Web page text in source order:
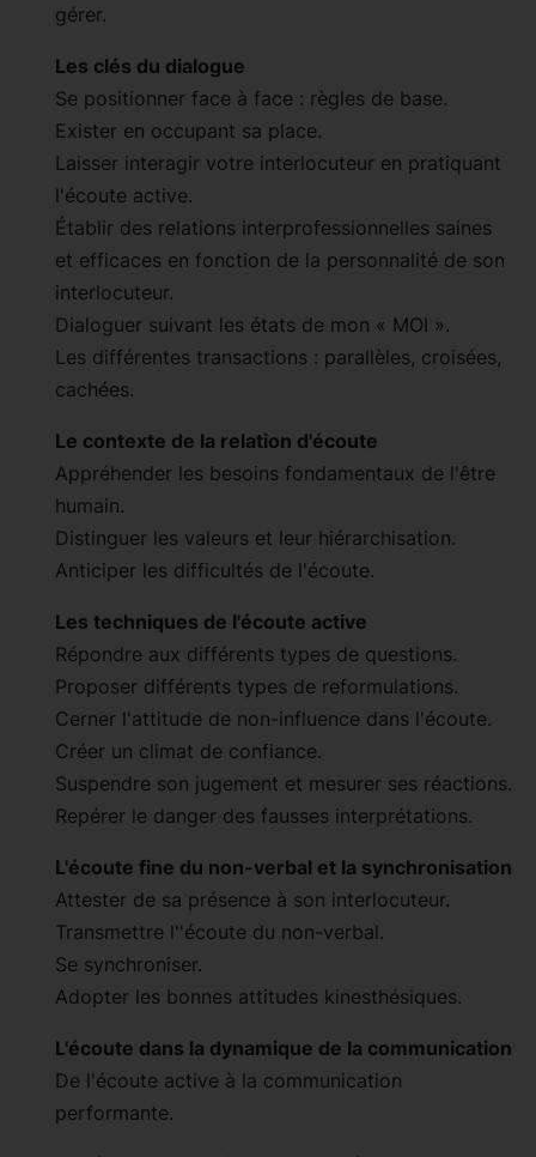
gérer.
Les clés du dialogue
Se positionner face à face : règles de base.
Exister en occupant sa place.
Laisser interagir votre interlocuteur en pratiquant
l'écoute active.
Établir des relations interprofessionnelles saines
et efficaces en fonction de la personnalité de son
interlocuteur.
Dialoguer suivant les états de mon « MOI ».
Les différentes transactions : parallèles, croisées,
cachées.
Le contexte de la relation d'écoute
Appréhender les besoins fondamentaux de l'être
humain.
Distinguer les valeurs et leur hiérarchisation.
Anticiper les difficultés de l'écoute.
Les techniques de l'écoute active
Répondre aux différents types de questions.
Proposer différents types de reformulations.
Cerner l'attitude de non-influence dans l'écoute.
Créer un climat de confiance.
Suspendre son jugement et mesurer ses réactions.
Repérer le danger des fausses interprétations.
L'écoute fine du non-verbal et la synchronisation
Attester de sa présence à son interlocuteur.
Transmettre l''écoute du non-verbal.
Se synchroniser.
Adopter les bonnes attitudes kinesthésiques.
L'écoute dans la dynamique de la communication
De l'écoute active à la communication
performante.